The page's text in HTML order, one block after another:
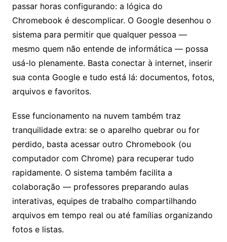
passar horas configurando: a lógica do
Chromebook é descomplicar. O Google desenhou o
sistema para permitir que qualquer pessoa —
mesmo quem não entende de informática — possa
usá-lo plenamente. Basta conectar à internet, inserir
sua conta Google e tudo está lá: documentos, fotos,
arquivos e favoritos.
Esse funcionamento na nuvem também traz
tranquilidade extra: se o aparelho quebrar ou for
perdido, basta acessar outro Chromebook (ou
computador com Chrome) para recuperar tudo
rapidamente. O sistema também facilita a
colaboração — professores preparando aulas
interativas, equipes de trabalho compartilhando
arquivos em tempo real ou até famílias organizando
fotos e listas.